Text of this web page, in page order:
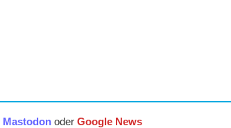
Mastodonoder Google News